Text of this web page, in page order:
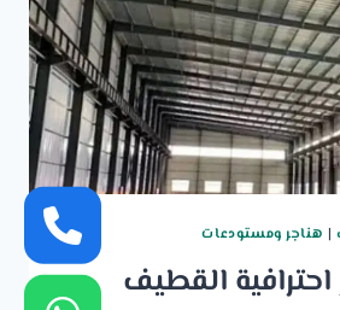
| هناجر ومستودعات
احترافية القطيف